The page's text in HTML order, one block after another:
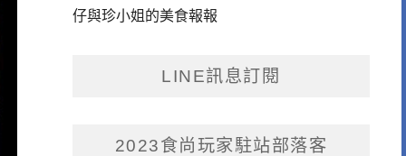
仔與珍小姐的美食報報
LINE訊息訂閱
2023食尚玩家駐站部落客